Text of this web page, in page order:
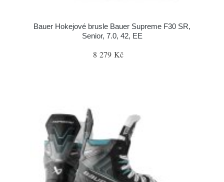
Bauer Hokejové brusle Bauer Supreme F30 SR,
Senior, 7.0, 42, EE
8 279 Kč